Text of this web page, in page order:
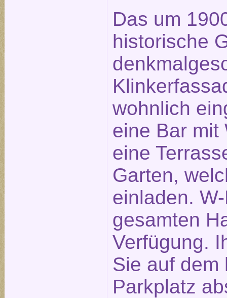
Das um
historische
wohnlich
eine Bar mit
eine
Garten,
einladen.
gesamten
Verfügung.
Sie auf dem
Parkplatz